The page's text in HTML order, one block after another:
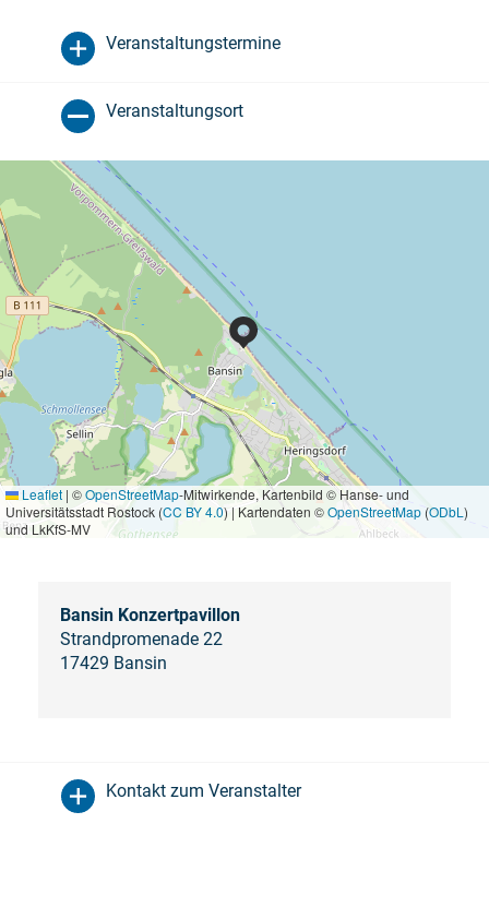
Veranstaltungstermine
Veranstaltungsort
Leaflet | ©OpenStreetMap-Mitwirkende, Kartenbild © Hanse- und
Universitätsstadt Rostock (CC BY 4.0) | Kartendaten ©OpenStreetMap (ODbL )
und LkKfS-MV
Bansin Konzertpavillon
Strandpromenade 22
17429 Bansin
Kontakt zum Veranstalter